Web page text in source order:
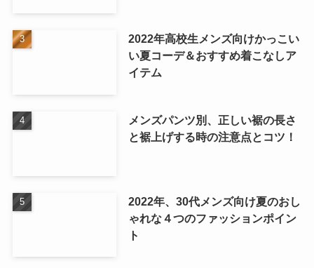
2022年高校生メンズ向けかっこい
い夏コーデ＆おすすめ着こなしア
イテム
メンズパンツ別、正しい裾の長さ
と裾上げする時の注意点とコツ！
2022年、30代メンズ向け夏のおし
ゃれな４つのファッションポイン
ト